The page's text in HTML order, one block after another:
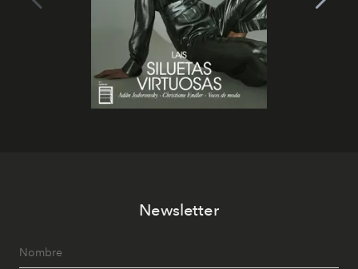
Newsletter